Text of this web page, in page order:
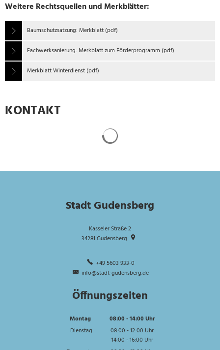
Weitere Rechtsquellen und Merkblätter:
Baumschutzsatzung: Merkblatt (pdf)
Fachwerksanierung: Merkblatt zum Förderprogramm (pdf)
Merkblatt Winterdienst (pdf)
KONTAKT
Stadt Gudensberg
Kasseler Straße 2
34281 Gudensberg
+49 5603 933-0
info@stadt-gudensberg.de
Öffnungszeiten
Montag 08:00 -14:00 Uhr
Von 08:00 bis 14:00 Uhr
Dienstag 08:00 -12:00 Uhr
Von 08:00 bis 12:00 Uhr
14:00 -16:00 Uhr